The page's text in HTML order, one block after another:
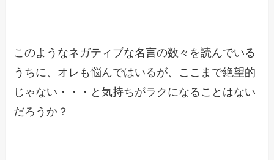
このようなネガティブな名言の数々を読んでいる
うちに、オレも悩んではいるが、ここまで絶望的
じゃない・・・と気持ちがラクになることはない
だろうか？